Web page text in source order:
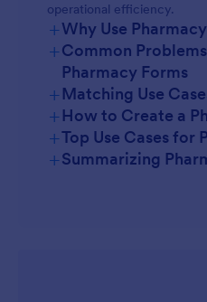
operational efficiency.
+Why Use
+Common
Pharmacy Forms
+Matching Use
+How to Create a
+Top Use Cases for
For Managers
+Summarizing